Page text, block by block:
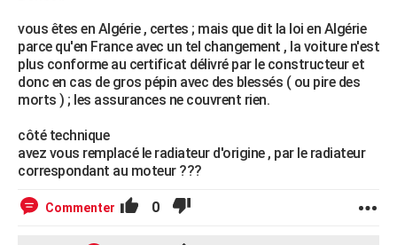
vous êtes en Algérie , certes ; mais que dit la loi en Algérie
parce qu'en France avec un tel changement , la voiture n'est
plus conforme au certificat délivré par le constructeur et
donc en cas de gros pépin avec des blessés ( ou pire des
morts ) ; les assurances ne couvrent rien.
côté technique
avez vous remplacé le radiateur d'origine , par le radiateur
correspondant au moteur ???
Commenter 0